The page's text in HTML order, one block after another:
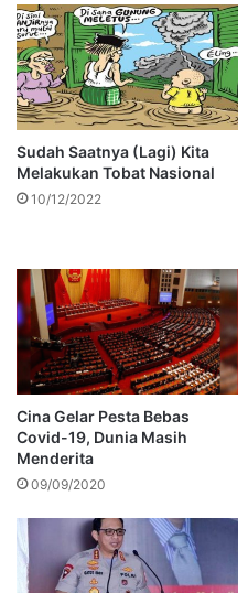
Sudah Saatnya (Lagi) Kita
Melakukan Tobat Nasional
10/12/2022
Cina Gelar Pesta Bebas
Covid-19, Dunia Masih
Menderita
09/09/2020